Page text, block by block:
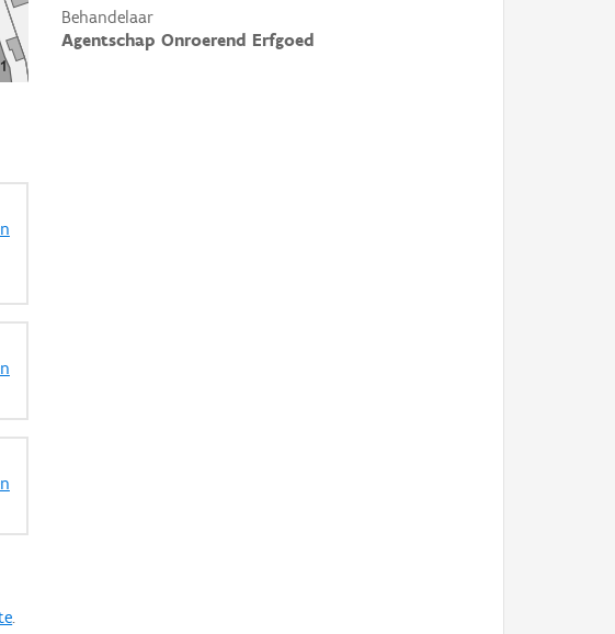
Behandelaar
Agentschap Onroerend Erfgoed
.